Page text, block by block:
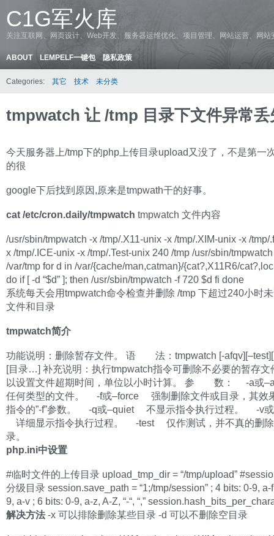
C1G军火库
关注互联网、网页设计、Web开发、服务器运维优化、项目管理、网站运营、网
ABOUT LEMPELF一键包 隐私政策
Categories: 其它 技术 未分类
tmpwatch 让 /tmp 目录下文件异常丢
今天服务器上/tmp下的php上传目录upload又没了，不是第一
的很
google下后找到原因,原来是tmpwath干的好事。
cat /etc/cron.daily/tmpwatch tmpwatch 文件内容
/usr/sbin/tmpwatch -x /tmp/.X11-unix -x /tmp/.XIM-unix -x /tmp/
x /tmp/.ICE-unix -x /tmp/.Test-unix 240 /tmp /usr/sbin/
/var/tmp for d in /var/{cache/man,catman}/{cat?,X11R6/
do if [ -d “$d” ]; then /usr/sbin/tmpwatch -f 720 $d fi done
系统每天会用tmpwatch命令检查并删除 /tmp 下超过240小时
文件和目录
tmpwatch简介
功能说明：删除暂存文件。 语 法：tmpwatch [-afqv][–test][
[目录…] 补充说明：执行tmpwatch指令可删除不必要的暂存文
以设置文件超期时间，单位以小时计算。 参 数： -a或
任何类型的文件。 -f或–force 强制删除文件或目录，其效
指令的”-f”参数。 -q或–quiet 不显示指令执行过程。 -v或
详细显示指令执行过程。 -test 仅作测试，并不真的删除
录。
php.ini中设置
#临时文件的上传目录 upload_tmp_dir = “/tmp/upload”
分级目录 session.save_path = “1;/tmp/session” ; 4 bits: 0-9, a-
9, a-v ; 6 bits: 0-9, a-z, A-Z, “-“, “,”
解决方法 -x 可以排除删除某些目录 -d 可以不删除空目录